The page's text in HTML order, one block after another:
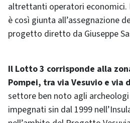
altrettanti operatori economici.
è così giunta all’assegnazione
progetto diretto da Giuseppe
Il Lotto 3 corrisponde alla
Pompei, tra via Vesuvio e via
settore ben noto agli archeologi
impegnati sin dal 1999